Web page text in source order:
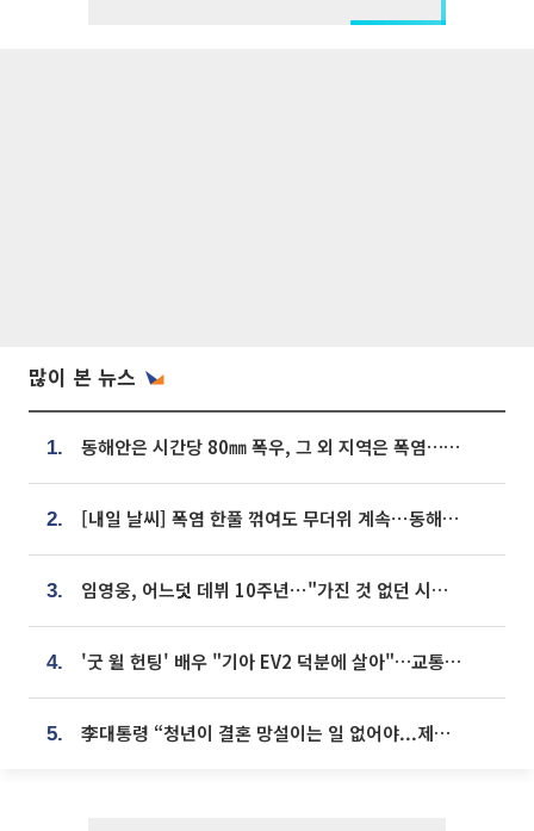
많이 본 뉴스
1. 동해안은 시간당 80㎜ 폭우, 그 외 지역은 폭염…‘극과 극 날씨’
2. [내일 날씨] 폭염 한풀 꺾여도 무더위 계속⋯동해안 이틀 연속 비
3. 임영웅, 어느덧 데뷔 10주년⋯"가진 것 없던 시절, 내 앞엔 20명의 팬뿐"
4. '굿 윌 헌팅' 배우 "기아 EV2 덕분에 살아"…교통사고 후 안전성 극찬
5. 李대통령 “청년이 결혼 망설이는 일 없어야...제도상 불이익 조사”